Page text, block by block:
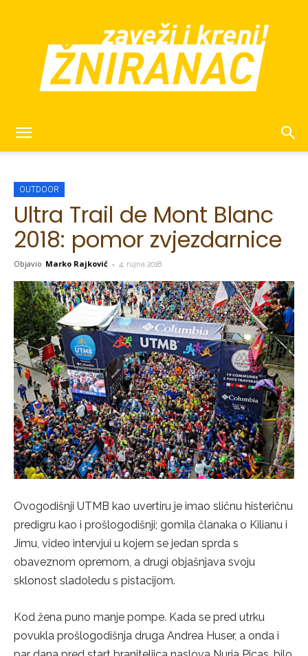
OUTDOOR
Ultra Trail de Mont Blanc
2018: pomor zvjezdarnice
Objavio Marko Rajković - 4. rujna 2018.
Ovogodišnji UTMB kao uvertiru je imao sličnu histeričnu
predigru kao i prošlogodišnji; gomila članaka o Kilianu i
Jimu, video intervjui u kojem se jedan sprda s
obaveznom opremom, a drugi objašnjava svoju
sklonost sladoledu s pistacijom.
Kod žena puno manje pompe. Kada se pred utrku
povukla prošlogodišnja druga Andrea Huser, a onda i